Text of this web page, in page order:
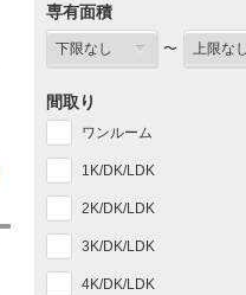
専有面積
〜
間取り
ワンルーム
1K/DK/LDK
2K/DK/LDK
3K/DK/LDK
4K/DK/LDK